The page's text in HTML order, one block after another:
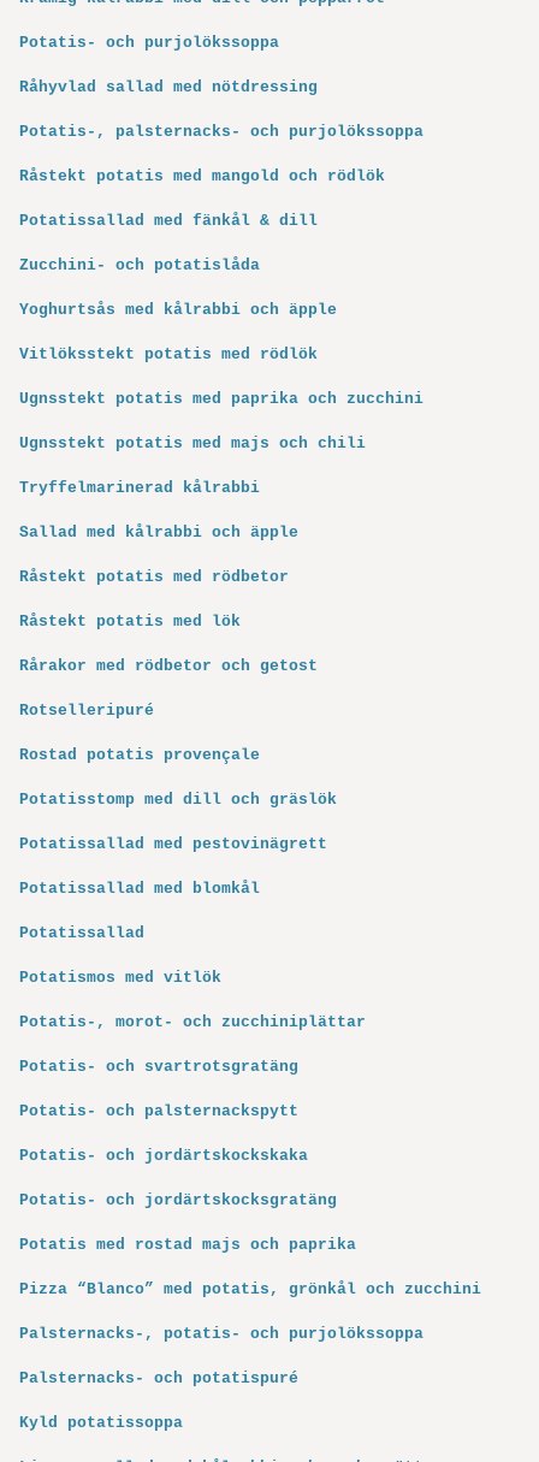
Potatis- och purjolökssoppa
Råhyvlad sallad med nötdressing
Potatis-, palsternacks- och purjolökssoppa
Råstekt potatis med mangold och rödlök
Potatissallad med fänkål & dill
Zucchini- och potatislåda
Yoghurtsås med kålrabbi och äpple
Vitlöksstekt potatis med rödlök
Ugnsstekt potatis med paprika och zucchini
Ugnsstekt potatis med majs och chili
Tryffelmarinerad kålrabbi
Sallad med kålrabbi och äpple
Råstekt potatis med rödbetor
Råstekt potatis med lök
Rårakor med rödbetor och getost
Rotselleripuré
Rostad potatis provençale
Potatisstomp med dill och gräslök
Potatissallad med pestovinägrett
Potatissallad med blomkål
Potatissallad
Potatismos med vitlök
Potatis-, morot- och zucchiniplättar
Potatis- och svartrotsgratäng
Potatis- och palsternackspytt
Potatis- och jordärtskockskaka
Potatis- och jordärtskocksgratäng
Potatis med rostad majs och paprika
Pizza “Blanco” med potatis, grönkål och zucchini
Palsternacks-, potatis- och purjolökssoppa
Palsternacks- och potatispuré
Kyld potatissoppa